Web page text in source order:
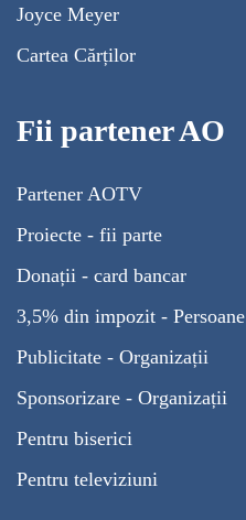
Joyce Meyer
Cartea Cărților
Fii partener AO
Partener AOTV
Proiecte - fii parte
Donații - card bancar
3,5% din impozit - Persoane
Publicitate - Organizații
Sponsorizare - Organizații
Pentru biserici
Pentru televiziuni